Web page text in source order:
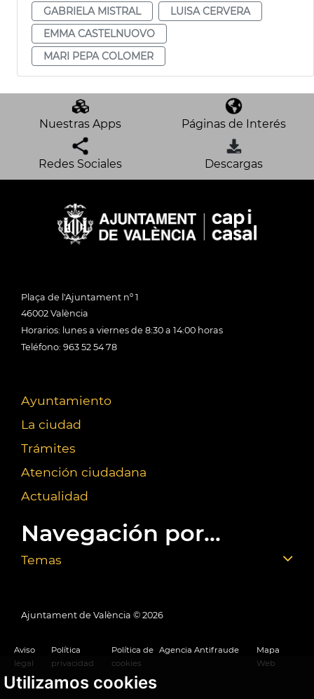
Utilizamos cookies
GABRIELA MISTRAL
LUISA CERVERA
EMMA CASTELNUOVO
MARI PEPA COLOMER
Nuestras Apps Páginas de Interés
Redes Sociales Descargas
Plaça de l'Ajuntament nº 1
46002 València
Horarios: lunes a viernes de 8:30 a 14:00 horas
Teléfono: 963 52 54 78
Ayuntamiento
La ciudad
Trámites
Atención ciudadana
Actualidad
Navegación por...
Temas
Ajuntament de València © 2026
Aviso
legal
Política
privacidad
Política de
cookies
Agencia Antifraude
Mapa
Web